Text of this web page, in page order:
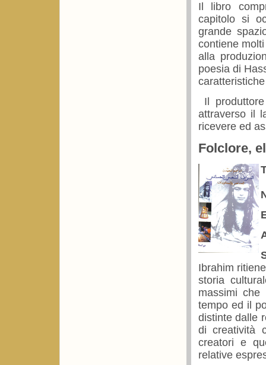
Il libro
capitolo si
grande
contiene
alla
poesia di
Il
attraverso il
ricevere ed
Folclore,
Ibrahim
storia
massimi
tempo ed il
distinte dalle
di creatività
creatori e
relative